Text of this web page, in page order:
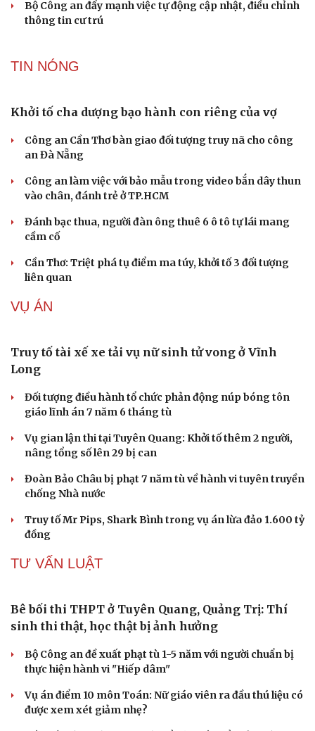
Xe khách lao xuống hố sâu trên đường tránh lũ
Hai người đàn ông ở Nghệ An bị phóng điện bỏng nặng
khi dựng quán cà phê
TƯ VẤN LUẬT
Bê bối thi THPT ở Tuyên Quang, Quảng Trị: Thí
sinh thi thật, học thật bị ảnh hưởng
Bộ Công an đề xuất phạt tù 1-5 năm với người chuẩn bị
Vụ án điểm 10 môn Toán: Nữ giáo viên ra đầu thú liệu có
Đề xuất các trường hợp có thể nộp tiền để hưởng án
Bộ Công an đẩy mạnh việc tự động cập nhật, điều chỉnh
TIN NÓNG
Khởi tố cha dượng bạo hành con riêng của vợ
Công an Cần Thơ bàn giao đối tượng truy nã cho công
an Đà Nẵng
vào chân, đánh trẻ ở TP.HCM
cầm cố